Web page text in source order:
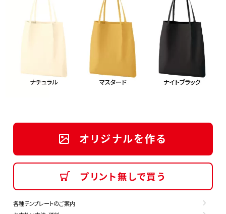
オリジナルを作る
プリント無しで買う
各種テンプレートのご案内